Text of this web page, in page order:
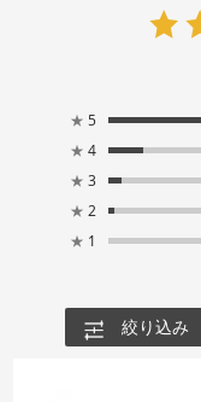
★ 5
★ 4
★ 3
★ 2
★ 1
絞り込み